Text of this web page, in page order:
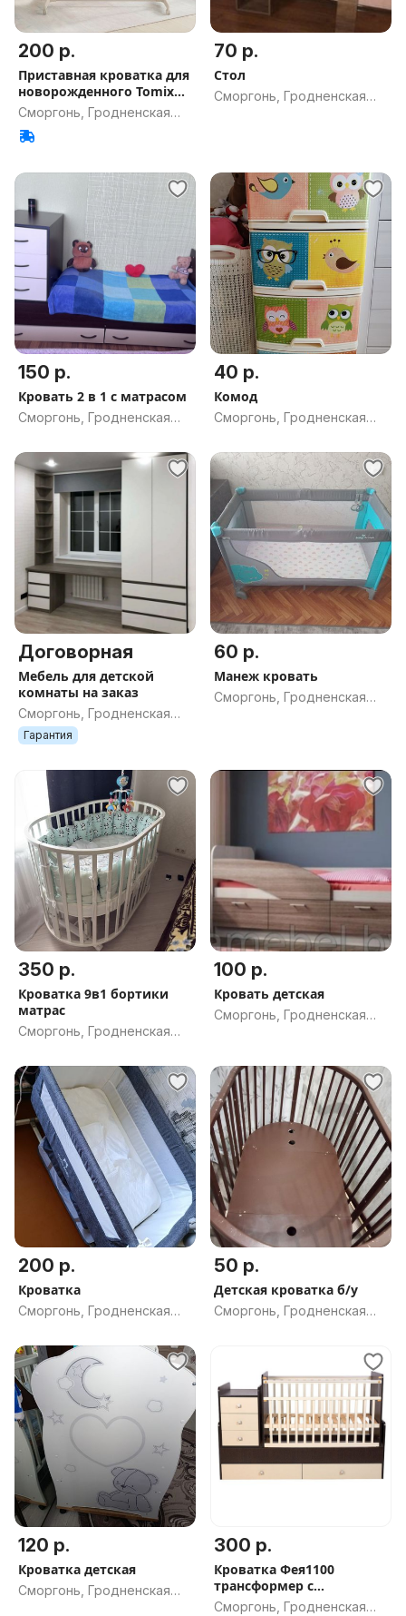
200 р.
Приставная кроватка для
новорожденного Tomix
Moona
Сморгонь, Гродненская
обл.
70 р.
Стол
Сморгонь, Гродненская
150 р.
Кровать 2 в 1 с матрасом
Сморгонь, Гродненская
40 р.
Комод
Сморгонь, Гродненская
Договорная
Мебель для детской
комнаты на заказ
Сморгонь, Гродненская
обл.
Гарантия
60 р.
Манеж кровать
Сморгонь, Гродненская
350 р.
Кроватка 9в1 бортики
матрас
Сморгонь, Гродненская
100 р.
Кровать детская
Сморгонь, Гродненская
200 р.
Кроватка
Сморгонь, Гродненская
50 р.
Детская кроватка б/у
Сморгонь, Гродненская
120 р.
Кроватка детская
Сморгонь, Гродненская
300 р.
Кроватка Фея1100
трансформер с
кокосовым матрасом
Сморгонь, Гродненская